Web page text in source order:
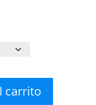
carrito